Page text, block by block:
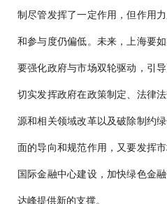
制尽管发挥了一定作用，但作用
和参与度仍偏低。未来，上海要
要强化政府与市场双轮驱动，引
切实发挥政府在政策制定、法律
源和相关领域改革以及破除制约
面的导向和规范作用，又要发挥
国际金融中心建设，加快绿色金
达峰提供新的支撑。